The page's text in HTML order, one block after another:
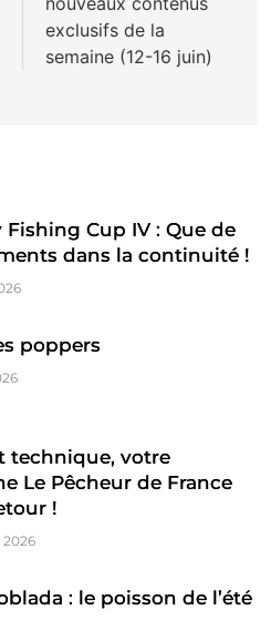
exclusifs de la
semaine (12-16 juin)
Fishing Cup IV : Que de
dans la continuité !
poppers
technique, votre
Le Pêcheur de France
!
: le poisson de l’été